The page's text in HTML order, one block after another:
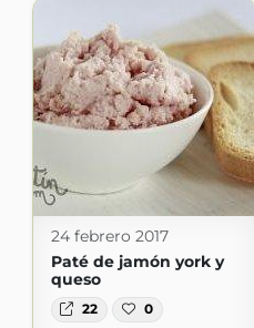
24 febrero 2017
Paté de jamón york y
queso
22 0